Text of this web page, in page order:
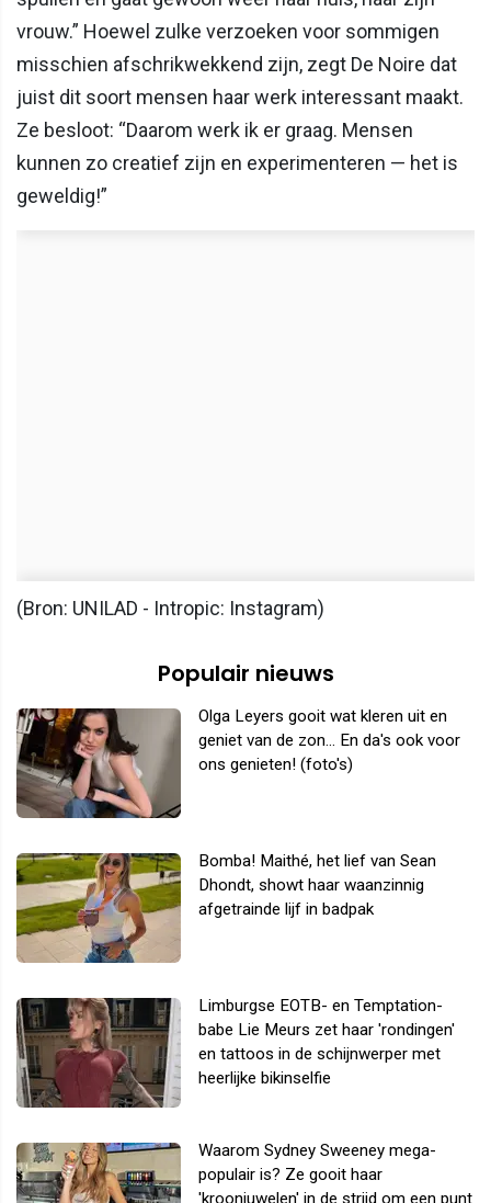
vrouw.” Hoewel zulke verzoeken voor sommigen
misschien afschrikwekkend zijn, zegt De Noire dat
juist dit soort mensen haar werk interessant maakt.
Ze besloot: “Daarom werk ik er graag. Mensen
kunnen zo creatief zijn en experimenteren — het is
geweldig!”
(Bron: UNILAD - Intropic: Instagram)
Populair nieuws
Olga Leyers gooit wat kleren uit en
geniet van de zon... En da's ook voor
ons genieten! (foto's)
Bomba! Maithé, het lief van Sean
Dhondt, showt haar waanzinnig
afgetrainde lijf in badpak
Limburgse EOTB- en Temptation-
babe Lie Meurs zet haar 'rondingen'
en tattoos in de schijnwerper met
heerlijke bikinselfie
Waarom Sydney Sweeney mega-
populair is? Ze gooit haar
'kroonjuwelen' in de strijd om een punt